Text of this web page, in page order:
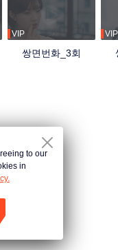
VIP
쌍면번화_3회
VIP
to our
in